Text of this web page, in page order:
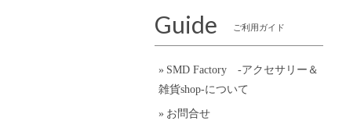
Guide ご利用ガイド
SMD Factory -アクセサリー＆
雑貨shop-について
お問合せ